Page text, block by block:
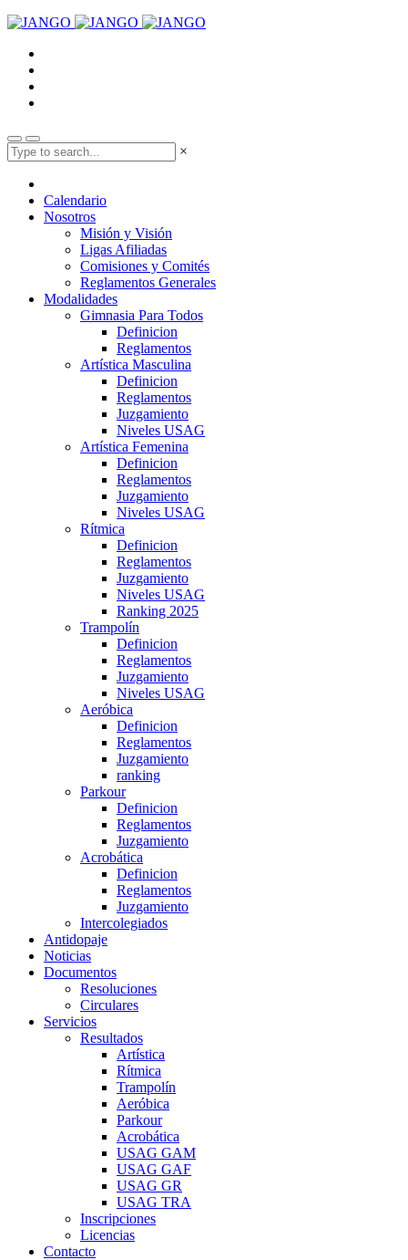
×
Calendario
Nosotros
Misión y Visión
Ligas Afiliadas
Comisiones y Comités
Reglamentos Generales
Modalidades
Gimnasia Para Todos
Definicion
Reglamentos
Artística Masculina
Definicion
Reglamentos
Juzgamiento
Niveles USAG
Artística Femenina
Definicion
Reglamentos
Juzgamiento
Niveles USAG
Rítmica
Definicion
Reglamentos
Juzgamiento
Niveles USAG
Ranking 2025
Trampolín
Definicion
Reglamentos
Juzgamiento
Niveles USAG
Aeróbica
Definicion
Reglamentos
Juzgamiento
ranking
Parkour
Definicion
Reglamentos
Juzgamiento
Acrobática
Definicion
Reglamentos
Juzgamiento
Intercolegiados
Antidopaje
Noticias
Documentos
Resoluciones
Circulares
Servicios
Resultados
Artística
Rítmica
Trampolín
Aeróbica
Parkour
Acrobática
USAG GAM
USAG GAF
USAG GR
USAG TRA
Inscripciones
Licencias
Contacto